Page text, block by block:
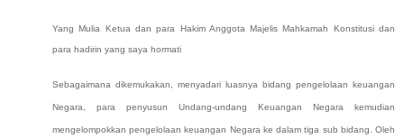
Yang Mulia Ketua dan para Hakim Anggota Majelis Mahkamah Konstitusi dan
para hadirin yang saya hormati
Sebagaimana dikemukakan, menyadari luasnya bidang pengelolaan keuangan
Negara, para penyusun Undang-undang Keuangan Negara kemudian
mengelompokkanpengelolaan keuangan Negara ke dalam tiga sub bidang. Oleh